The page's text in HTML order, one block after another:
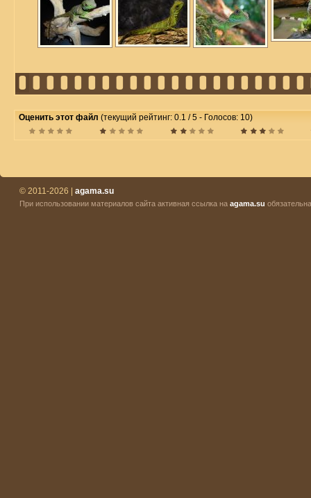
Оценить этот файл (текущий рейтинг: 0.1 / 5 - Голосов: 10)
© 2011-2026 | agama.su
При использовании материалов сайта активная ссылка на agama.su